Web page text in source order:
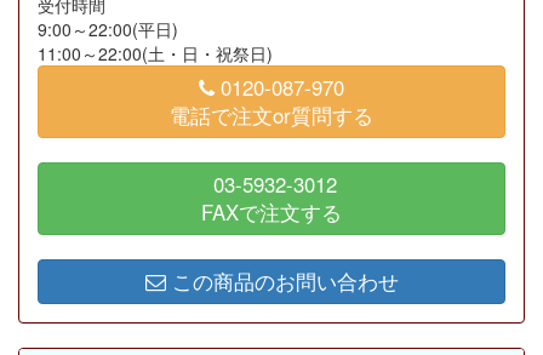
受付時間
9:00～22:00(平日)
11:00～22:00(土・日・祝祭日)
0120-087-970
電話で注文or質問する
03-5932-3012
FAXで注文する
この商品のお問い合わせ